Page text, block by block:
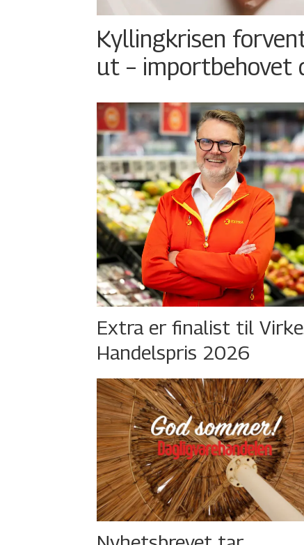
Kyllingkrisen
ut – importbehovet
Extra er finalist til
Handelspris 2026